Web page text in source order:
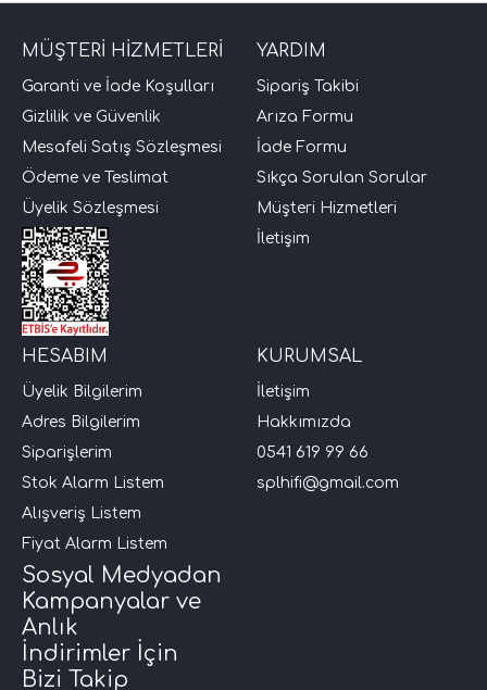
Setleri)
Arac Baslari)
Performans)
MÜŞTERİ HİZMETLERİ
Garanti ve İade Koşulları
Gizlilik ve Güvenlik
Mesafeli Satış Sözleşmesi
Ödeme ve Teslimat
Üyelik Sözleşmesi
YARDIM
Sipariş Takibi
Arıza Formu
İade Formu
Sıkça Sorulan Sorular
Müşteri Hizmetleri
İletişim
HESABIM
Üyelik Bilgilerim
Adres Bilgilerim
Siparişlerim
Stok Alarm Listem
Alışveriş Listem
Fiyat Alarm Listem
KURUMSAL
İletişim
Hakkımızda
0541 619 99 66
splhifi@gmail.com
Sosyal Medyadan
Kampanyalar ve
Anlık
İndirimler İçin
Bizi Takip